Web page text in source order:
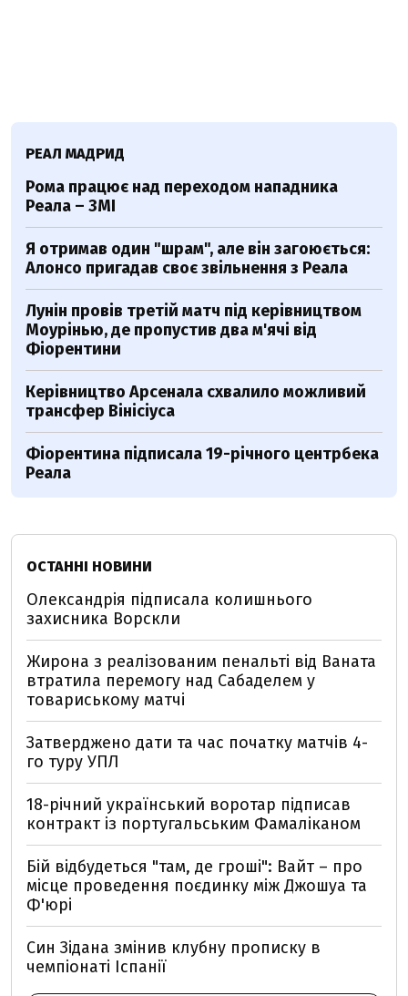
РЕАЛ МАДРИД
Рома працює над переходом нападника
Реала – ЗМІ
Я отримав один "шрам", але він загоюється:
Алонсо пригадав своє звільнення з Реала
Лунін провів третій матч під керівництвом
Моурінью, де пропустив два м'ячі від
Фіорентини
Керівництво Арсенала схвалило можливий
трансфер Вінісіуса
Фіорентина підписала 19-річного центрбека
Реала
ОСТАННІ НОВИНИ
Олександрія підписала колишнього
захисника Ворскли
Жирона з реалізованим пенальті від Ваната
втратила перемогу над Сабаделем у
товариському матчі
Затверджено дати та час початку матчів 4-
го туру УПЛ
18-річний український воротар підписав
контракт із португальським Фамаліканом
Бій відбудеться "там, де гроші": Вайт – про
місце проведення поєдинку між Джошуа та
Ф'юрі
Син Зідана змінив клубну прописку в
чемпіонаті Іспанії